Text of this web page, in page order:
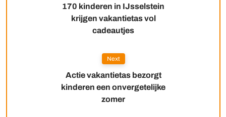
170 kinderen in IJsselstein
krijgen vakantietas vol
cadeautjes
Next
Actie vakantietas bezorgt
kinderen een onvergetelijke
zomer